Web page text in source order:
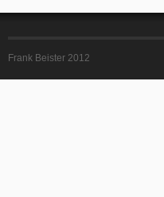
Frank Beister 2012